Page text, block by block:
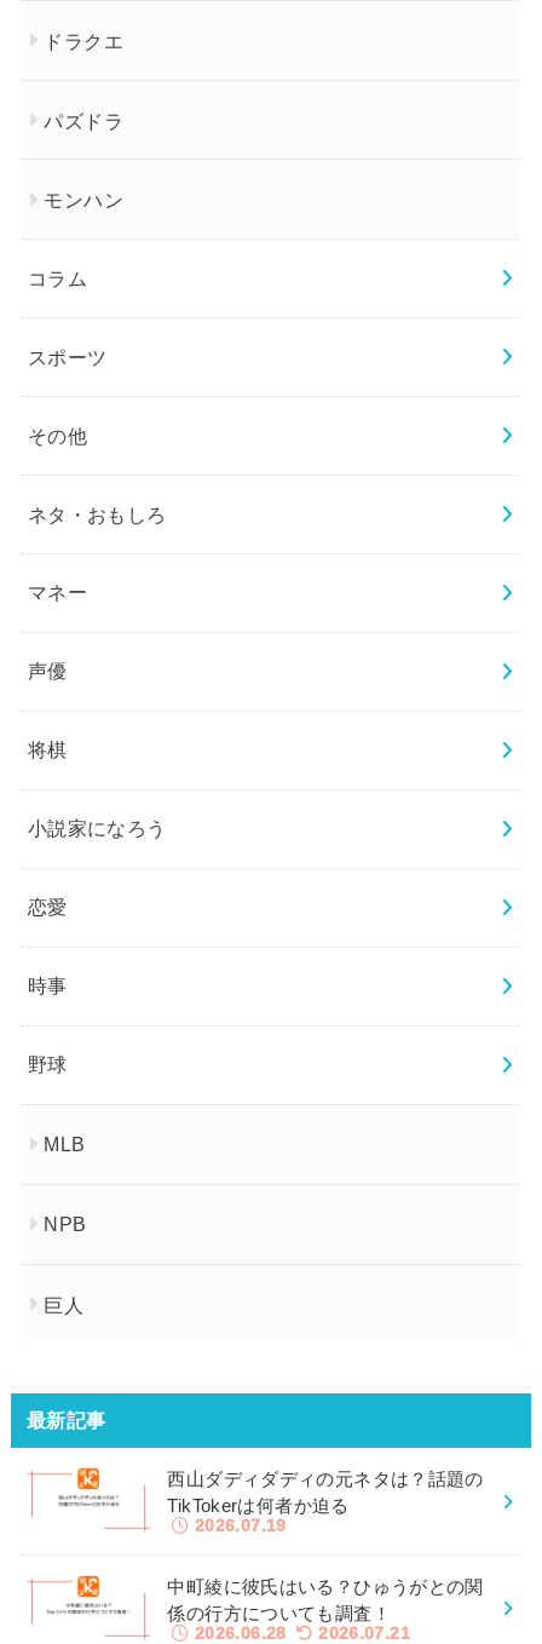
ドラクエ
パズドラ
モンハン
コラム
スポーツ
その他
ネタ・おもしろ
マネー
声優
将棋
小説家になろう
恋愛
時事
野球
MLB
NPB
巨人
最新記事
西山ダディダディの元ネタは？話題の
TikTokerは何者か迫る
2026.07.19
中町綾に彼氏はいる？ひゅうがとの関
係の行方についても調査！
2026.06.28 2026.07.21